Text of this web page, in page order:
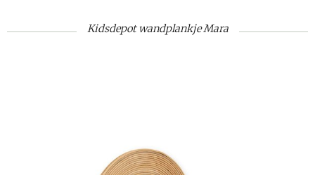
Kidsdepot wandplankje Mara